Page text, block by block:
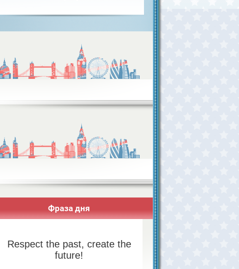
Фраза дня
Respect the past, create the
future!